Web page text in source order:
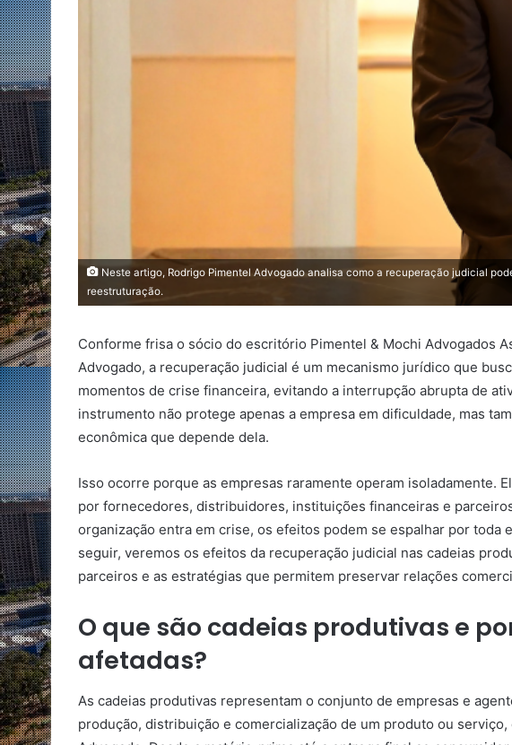
Neste artigo, Rodrigo Pimentel Advogado analisa como a recuperação judicial
reestruturação.
Conforme frisa o sócio do escritório Pimentel & Mochi Advogados
Advogado, a recuperação judicial é um mecanismo jurídico que
momentos de crise financeira, evitando a interrupção abrupta de
instrumento não protege apenas a empresa em dificuldade, mas
econômica que depende dela.
Isso ocorre porque as empresas raramente operam isoladamente.
por fornecedores, distribuidores, instituições financeiras e
organização entra em crise, os efeitos podem se espalhar por toda
seguir, veremos os efeitos da recuperação judicial nas cadeias
parceiros e as estratégias que permitem preservar relações
O que são cadeias produtivas e
afetadas?
As cadeias produtivas representam o conjunto de empresas e
produção, distribuição e comercialização de um produto ou